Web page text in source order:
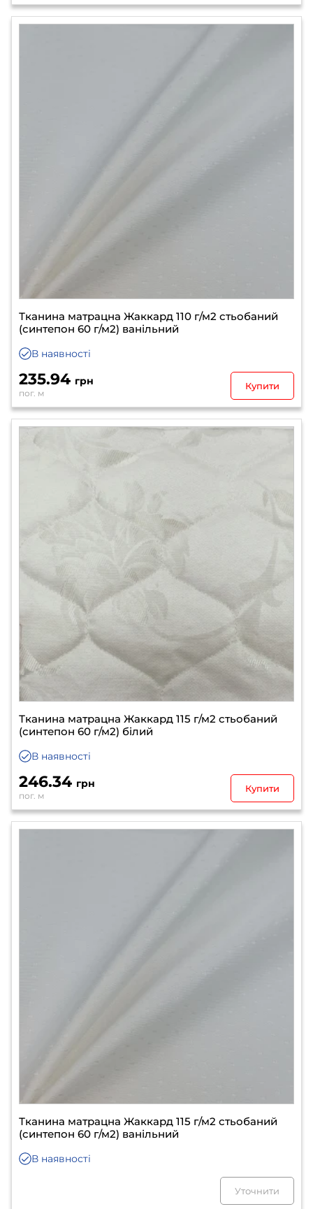
Тканина матрацна Жаккард 110 г/м2 стьобаний
(синтепон 60 г/м2) ванільний
В наявності
235.94 грн
пог. м
Купити
Тканина матрацна Жаккард 115 г/м2 стьобаний
(синтепон 60 г/м2) білий
В наявності
246.34 грн
пог. м
Купити
Тканина матрацна Жаккард 115 г/м2 стьобаний
(синтепон 60 г/м2) ванільний
В наявності
Уточнити